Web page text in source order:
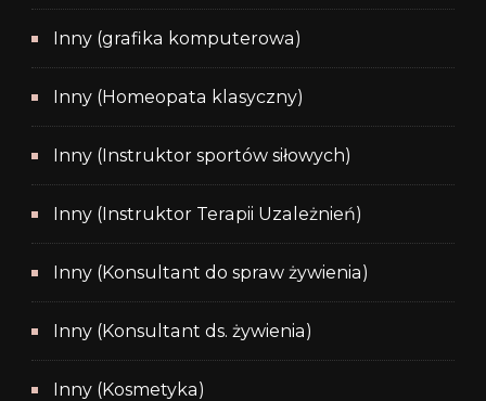
Inny (grafika komputerowa)
Inny (Homeopata klasyczny)
Inny (Instruktor sportów siłowych)
Inny (Instruktor Terapii Uzależnień)
Inny (Konsultant do spraw żywienia)
Inny (Konsultant ds. żywienia)
Inny (Kosmetyka)